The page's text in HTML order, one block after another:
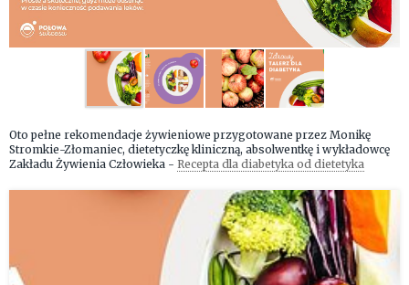
Oto pełne rekomendacje żywieniowe przygotowane przez Monikę
Stromkie-Złomaniec, dietetyczkę kliniczną, absolwentkę i wykładowcę
Zakładu Żywienia Człowieka - Recepta dla diabetyka od dietetyka